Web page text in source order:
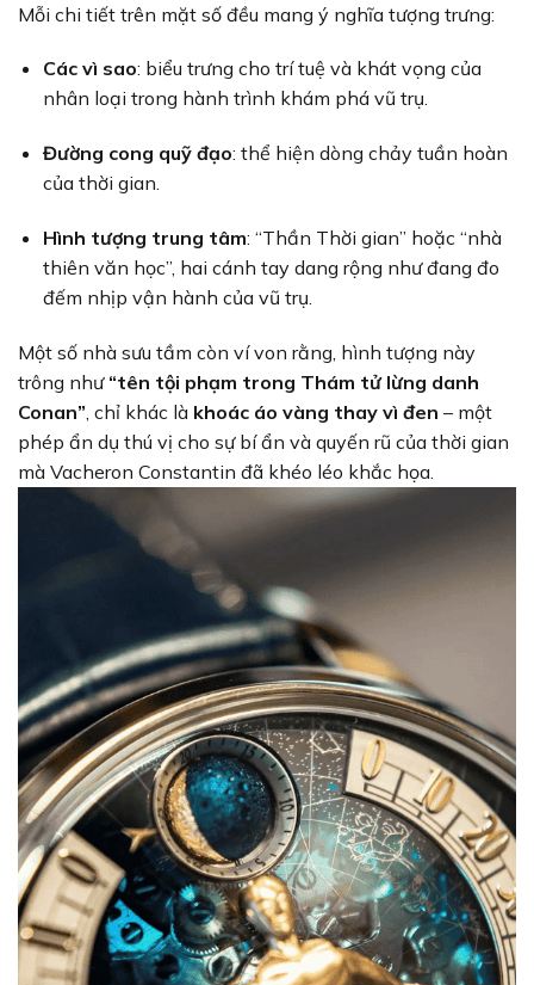
Mỗi chi tiết trên mặt số đều mang ý nghĩa tượng trưng:
Các vì sao: biểu trưng cho trí tuệ và khát vọng của
nhân loại trong hành trình khám phá vũ trụ.
Đường cong quỹ đạo: thể hiện dòng chảy tuần hoàn
của thời gian.
Hình tượng trung tâm: “Thần Thời gian” hoặc “nhà
thiên văn học”, hai cánh tay dang rộng như đang đo
đếm nhịp vận hành của vũ trụ.
Một số nhà sưu tầm còn ví von rằng, hình tượng này
trông như “tên tội phạm trong Thám tử lừng danh
Conan” , chỉ khác là khoác áo vàng thay vì đen – một
phép ẩn dụ thú vị cho sự bí ẩn và quyến rũ của thời gian
mà Vacheron Constantin đã khéo léo khắc họa.